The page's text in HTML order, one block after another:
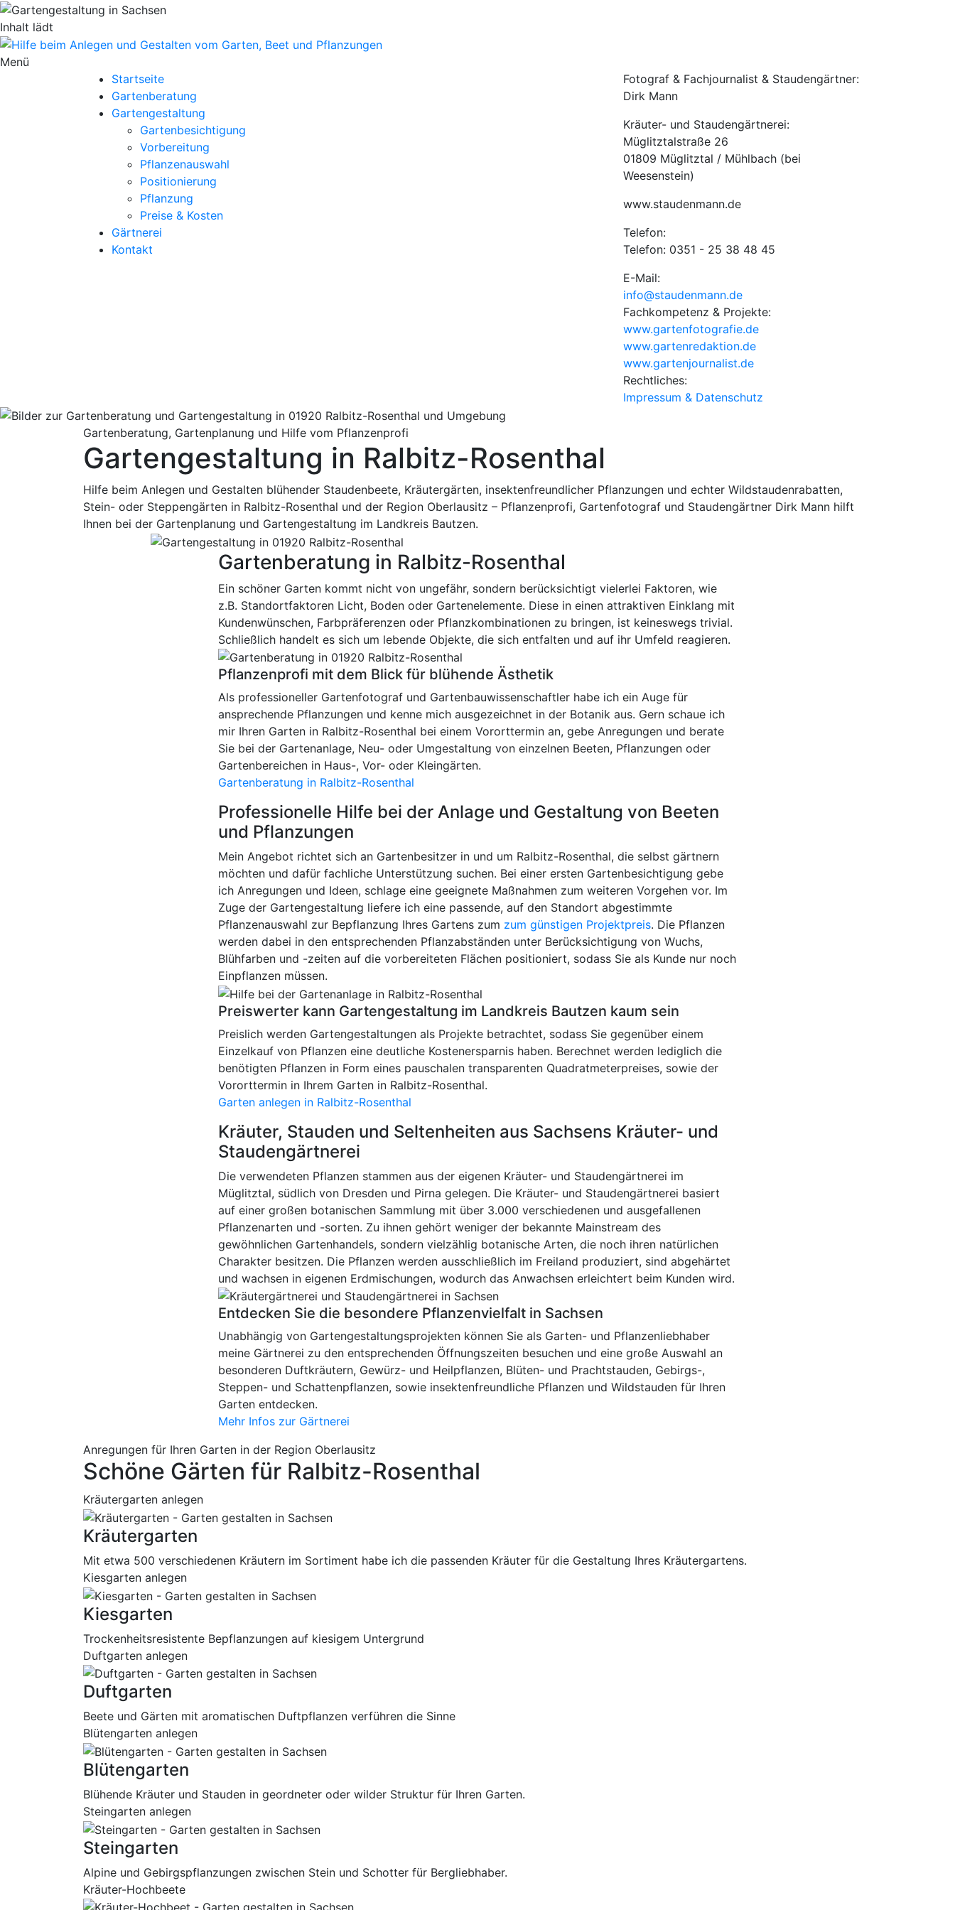
Inhalt lädt
Menü
Startseite
Gartenberatung
Gartengestaltung
Gartenbesichtigung
Vorbereitung
Pflanzenauswahl
Positionierung
Pflanzung
Preise & Kosten
Gärtnerei
Kontakt
Fotograf & Fachjournalist & Staudengärtner:
Dirk Mann
Kräuter- und Staudengärtnerei:
Müglitztalstraße 26
01809 Müglitztal / Mühlbach (bei
Weesenstein)
www.staudenmann.de
Telefon:
Telefon: 0351 - 25 38 48 45
E-Mail:
info@staudenmann.de
Fachkompetenz & Projekte:
www.gartenfotografie.de
www.gartenredaktion.de
www.gartenjournalist.de
Rechtliches:
Impressum & Datenschutz
Gartenberatung, Gartenplanung und Hilfe vom Pflanzenprofi
Gartengestaltung in Ralbitz-Rosenthal
Hilfe beim Anlegen und Gestalten blühender Staudenbeete, Kräutergärten, insektenfreundlicher Pflanzungen und echter Wildstaudenrabatten,
Stein- oder Steppengärten in Ralbitz-Rosenthal und der Region Oberlausitz – Pflanzenprofi, Gartenfotograf und Staudengärtner Dirk Mann hilft
Ihnen bei der Gartenplanung und Gartengestaltung im Landkreis Bautzen.
Gartenberatung in Ralbitz-Rosenthal
Ein schöner Garten kommt nicht von ungefähr, sondern berücksichtigt vielerlei Faktoren, wie
z.B. Standortfaktoren Licht, Boden oder Gartenelemente. Diese in einen attraktiven Einklang mit
Kundenwünschen, Farbpräferenzen oder Pflanzkombinationen zu bringen, ist keineswegs trivial.
Schließlich handelt es sich um lebende Objekte, die sich entfalten und auf ihr Umfeld reagieren.
Pflanzenprofi mit dem Blick für blühende Ästhetik
Als professioneller Gartenfotograf und Gartenbauwissenschaftler habe ich ein Auge für
ansprechende Pflanzungen und kenne mich ausgezeichnet in der Botanik aus. Gern schaue ich
mir Ihren Garten in Ralbitz-Rosenthal bei einem Vororttermin an, gebe Anregungen und berate
Sie bei der Gartenanlage, Neu- oder Umgestaltung von einzelnen Beeten, Pflanzungen oder
Gartenbereichen in Haus-, Vor- oder Kleingärten.
Gartenberatung in Ralbitz-Rosenthal
Professionelle Hilfe bei der Anlage und Gestaltung von Beeten
und Pflanzungen
Mein Angebot richtet sich an Gartenbesitzer in und um Ralbitz-Rosenthal, die selbst gärtnern
möchten und dafür fachliche Unterstützung suchen. Bei einer ersten Gartenbesichtigung gebe
ich Anregungen und Ideen, schlage eine geeignete Maßnahmen zum weiteren Vorgehen vor. Im
Zuge der Gartengestaltung liefere ich eine passende, auf den Standort abgestimmte
Pflanzenauswahl zur Bepflanzung Ihres Gartens zum zum günstigen Projektpreis. Die Pflanzen
werden dabei in den entsprechenden Pflanzabständen unter Berücksichtigung von Wuchs,
Blühfarben und -zeiten auf die vorbereiteten Flächen positioniert, sodass Sie als Kunde nur noch
Einpflanzen müssen.
Preiswerter kann Gartengestaltung im Landkreis Bautzen kaum sein
Preislich werden Gartengestaltungen als Projekte betrachtet, sodass Sie gegenüber einem
Einzelkauf von Pflanzen eine deutliche Kostenersparnis haben. Berechnet werden lediglich die
benötigten Pflanzen in Form eines pauschalen transparenten Quadratmeterpreises, sowie der
Vororttermin in Ihrem Garten in Ralbitz-Rosenthal.
Garten anlegen in Ralbitz-Rosenthal
Kräuter, Stauden und Seltenheiten aus Sachsens Kräuter- und
Staudengärtnerei
Die verwendeten Pflanzen stammen aus der eigenen Kräuter- und Staudengärtnerei im
Müglitztal, südlich von Dresden und Pirna gelegen. Die Kräuter- und Staudengärtnerei basiert
auf einer großen botanischen Sammlung mit über 3.000 verschiedenen und ausgefallenen
Pflanzenarten und -sorten. Zu ihnen gehört weniger der bekannte Mainstream des
gewöhnlichen Gartenhandels, sondern vielzählig botanische Arten, die noch ihren natürlichen
Charakter besitzen. Die Pflanzen werden ausschließlich im Freiland produziert, sind abgehärtet
und wachsen in eigenen Erdmischungen, wodurch das Anwachsen erleichtert beim Kunden wird.
Entdecken Sie die besondere Pflanzenvielfalt in Sachsen
Unabhängig von Gartengestaltungsprojekten können Sie als Garten- und Pflanzenliebhaber
meine Gärtnerei zu den entsprechenden Öffnungszeiten besuchen und eine große Auswahl an
besonderen Duftkräutern, Gewürz- und Heilpflanzen, Blüten- und Prachtstauden, Gebirgs-,
Steppen- und Schattenpflanzen, sowie insektenfreundliche Pflanzen und Wildstauden für Ihren
Garten entdecken.
Mehr Infos zur Gärtnerei
Anregungen für Ihren Garten in der Region Oberlausitz
Schöne Gärten für Ralbitz-Rosenthal
Kräutergarten anlegen
Kräutergarten
Mit etwa 500 verschiedenen Kräutern im Sortiment habe ich die passenden Kräuter für die Gestaltung Ihres Kräutergartens.
Kiesgarten anlegen
Kiesgarten
Trockenheitsresistente Bepflanzungen auf kiesigem Untergrund
Duftgarten anlegen
Duftgarten
Beete und Gärten mit aromatischen Duftpflanzen verführen die Sinne
Blütengarten anlegen
Blütengarten
Blühende Kräuter und Stauden in geordneter oder wilder Struktur für Ihren Garten.
Steingarten anlegen
Steingarten
Alpine und Gebirgspflanzungen zwischen Stein und Schotter für Bergliebhaber.
Kräuter-Hochbeete